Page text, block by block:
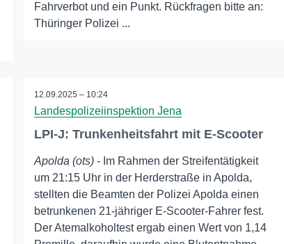
Fahrverbot und ein Punkt. Rückfragen bitte an:
Thüringer Polizei ...
12.09.2025 – 10:24
Landespolizeiinspektion Jena
LPI-J: Trunkenheitsfahrt mit E-Scooter
Apolda (ots)- Im Rahmen der Streifentätigkeit
um 21:15 Uhr in der Herderstraße in Apolda,
stellten die Beamten der Polizei Apolda einen
betrunkenen 21-jähriger E-Scooter-Fahrer fest.
Der Atemalkoholtest ergab einen Wert von 1,14